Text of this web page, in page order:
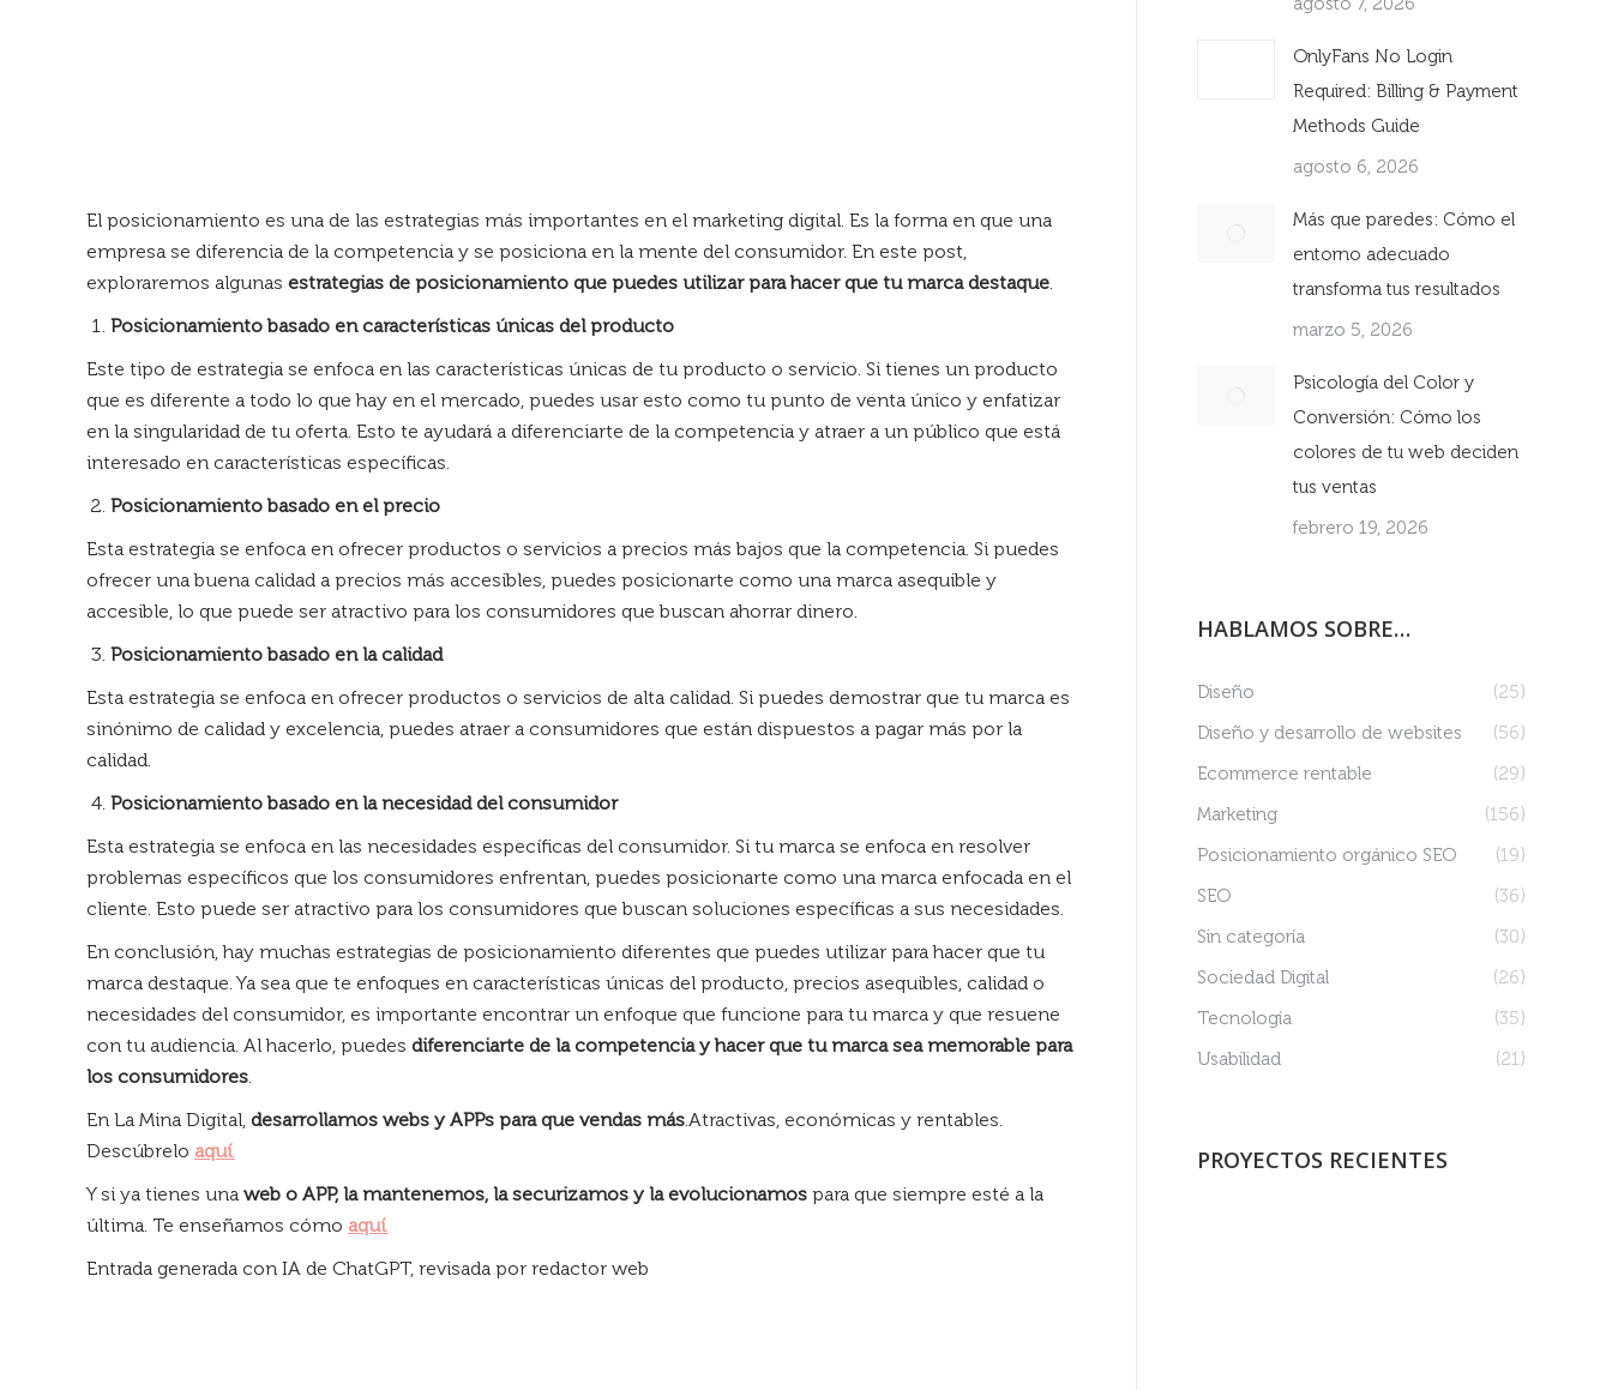
El posicionamiento es una de las estrategias más importantes en el marketing digital. Es la forma en que una
empresa se diferencia de la competencia y se posiciona en la mente del consumidor. En este post,
exploraremos algunas estrategias de posicionamiento que puedes utilizar para hacer que tu marca destaque
Posicionamiento basado en características únicas del producto
Este tipo de estrategia se enfoca en las características únicas de tu producto o servicio. Si tienes un producto
que es diferente a todo lo que hay en el mercado, puedes usar esto como tu punto de venta único y enfatizar
en la singularidad de tu oferta. Esto te ayudará a diferenciarte de la competencia y atraer a un público que está
interesado en características específicas.
Posicionamiento basado en el precio
Esta estrategia se enfoca en ofrecer productos o servicios a precios más bajos que la competencia. Si puedes
ofrecer una buena calidad a precios más accesibles, puedes posicionarte como una marca asequible y
accesible, lo que puede ser atractivo para los consumidores que buscan ahorrar dinero.
Posicionamiento basado en la calidad
Esta estrategia se enfoca en ofrecer productos o servicios de alta calidad. Si puedes demostrar que tu marca es
sinónimo de calidad y excelencia, puedes atraer a consumidores que están dispuestos a pagar más por la
calidad.
Posicionamiento basado en la necesidad del consumidor
Esta estrategia se enfoca en las necesidades específicas del consumidor. Si tu marca se enfoca en resolver
problemas específicos que los consumidores enfrentan, puedes posicionarte como una marca enfocada en el
cliente. Esto puede ser atractivo para los consumidores que buscan soluciones específicas a sus necesidades.
En conclusión, hay muchas estrategias de posicionamiento diferentes que puedes utilizar para hacer que tu
marca destaque. Ya sea que te enfoques en características únicas del producto, precios asequibles, calidad o
necesidades del consumidor, es importante encontrar un enfoque que funcione para tu marca y que resuene
con tu audiencia. Al hacerlo, puedes diferenciarte de la competencia y hacer que tu marca sea memorable para
los consumidores
En La Mina Digital, desarrollamos webs y APPs para que vendas más .Atractivas, económicas y rentables.
Descúbrelo aquí.
Y si ya tienes una web o APP, la mantenemos, la securizamos y la evolucionamos para que siempre esté a la
última. Te enseñamos cómo aquí.
Entrada generada con IA de ChatGPT, revisada por redactor web
OnlyFans No Login
Required: Billing & Payment
Methods Guide
agosto 6, 2026
Más que paredes: Cómo el
entorno adecuado
transforma tus resultados
marzo 5, 2026
Psicología del Color y
Conversión: Cómo los
colores de tu web deciden
tus ventas
febrero 19, 2026
HABLAMOS SOBRE…
Diseño
(25)
Diseño y desarrollo de websites
(56)
Ecommerce rentable
(29)
Marketing
(156)
Posicionamiento orgánico SEO
(19)
SEO
(36)
Sin categoría
(30)
Sociedad Digital
(26)
Tecnología
(35)
Usabilidad
(21)
PROYECTOS RECIENTES